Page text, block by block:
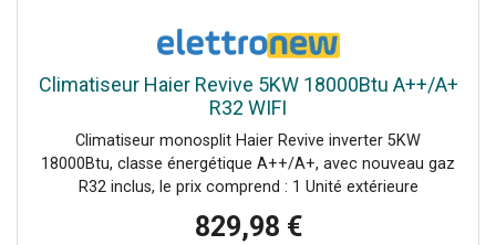
Climatiseur Haier Revive 5KW 18000Btu A++/A+
R32 WIFI
Climatiseur monosplit Haier Revive inverter 5KW
18000Btu, classe énergétique A++/A+, avec nouveau gaz
R32 inclus, le prix comprend : 1 Unité extérieure
(AS50RCBHRA-3 AAC0Y8E00) 1 Télécommande (YR-HE2).
829,98 €